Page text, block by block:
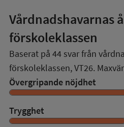
Vårdnadshavarnas
förskoleklassen
Baserat på 44 svar från
förskoleklassen,VT26.
Övergripande nöjdhet
Trygghet